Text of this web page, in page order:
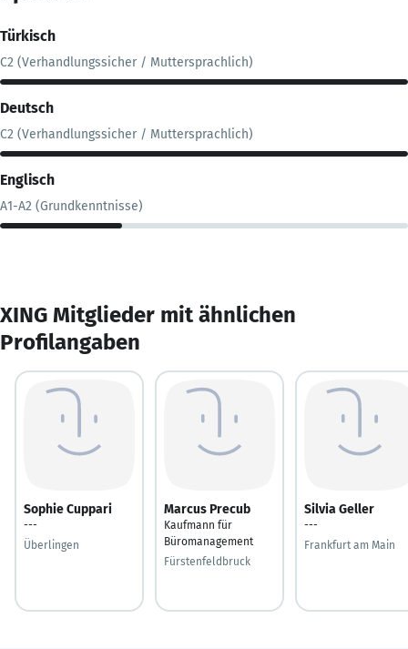
Türkisch
C2 (Verhandlungssicher / Muttersprachlich)
Deutsch
C2 (Verhandlungssicher / Muttersprachlich)
Englisch
A1-A2 (Grundkenntnisse)
XING Mitglieder mit ähnlichen
Profilangaben
Sophie Cuppari
---
Überlingen
Marcus Precub
Kaufmann für
Büromanagement
Fürstenfeldbruck
Silvia Geller
---
Frankfurt am Main